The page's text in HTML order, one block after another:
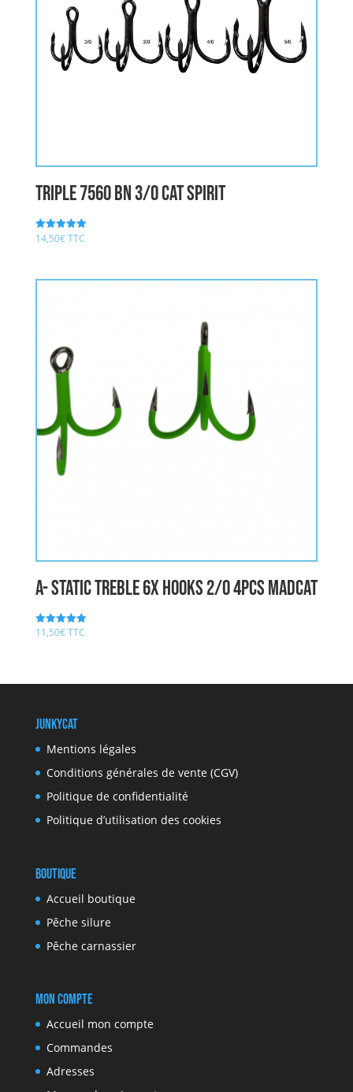
triple 7560 BN 3/0 CAT SPIRIT
Note
14,50€TTC
A- STATIC TREBLE 6X HOOKS 2/0 4pcs MADCAT
Note
11,50€TTC
JunkyCat
Mentions légales
Conditions générales de vente (CGV)
Politique de confidentialité
Politique d’utilisation des cookies
Boutique
Accueil boutique
Pêche silure
Pêche carnassier
Mon compte
Accueil mon compte
Commandes
Adresses